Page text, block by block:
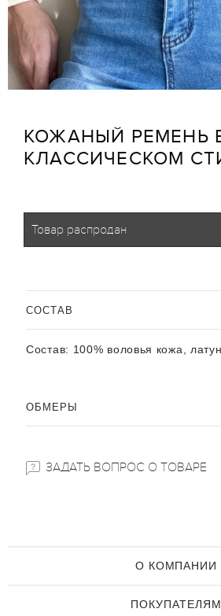
КОЖАНЫЙ РЕМЕНЬ
КЛАССИЧЕСКОМ
Товар распродан
CОСТАВ
Состав: 100% воловья кожа,
ОБМЕРЫ
ЗАДАТЬ ВОПРОС О ТОВАРЕ
О КОМПАНИИ
ПОКУПАТЕЛЯМ